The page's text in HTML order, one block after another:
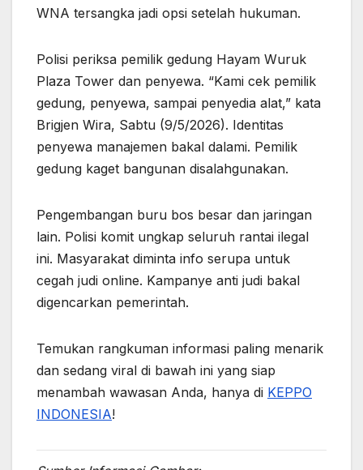
WNA tersangka jadi opsi setelah hukuman.
Polisi periksa pemilik gedung Hayam Wuruk
Plaza Tower dan penyewa. “Kami cek pemilik
gedung, penyewa, sampai penyedia alat,” kata
Brigjen Wira, Sabtu (9/5/2026). Identitas
penyewa manajemen bakal dalami. Pemilik
gedung kaget bangunan disalahgunakan.
Pengembangan buru bos besar dan jaringan
lain. Polisi komit ungkap seluruh rantai ilegal
ini. Masyarakat diminta info serupa untuk
cegah judi online. Kampanye anti judi bakal
digencarkan pemerintah.
Temukan rangkuman informasi paling menarik
dan sedang viral di bawah ini yang siap
menambah wawasan Anda, hanya di KEPPO
INDONESIA!